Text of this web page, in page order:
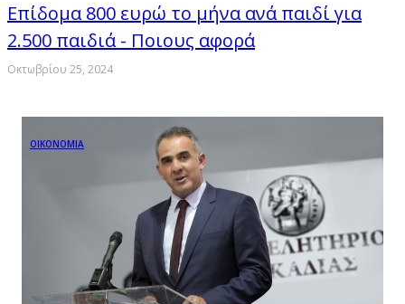
Επίδομα 800 ευρώ το μήνα ανά παιδί για
2.500 παιδιά - Ποιους αφορά
Οκτωβρίου 25, 2024
ΟΙΚΟΝΟΜΙΑ